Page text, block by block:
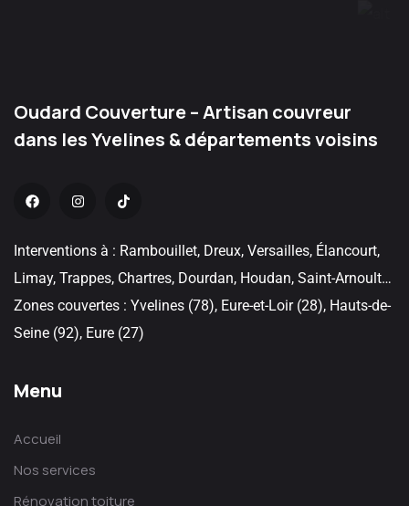
Oudard Couverture – Artisan couvreur
dans les Yvelines & départements voisins
Interventions à : Rambouillet, Dreux, Versailles, Élancourt,
Limay, Trappes, Chartres, Dourdan, Houdan, Saint-Arnoult…
Zones couvertes : Yvelines (78), Eure-et-Loir (28), Hauts-de-
Seine (92), Eure (27)
Menu
Accueil
Nos services
Rénovation toiture